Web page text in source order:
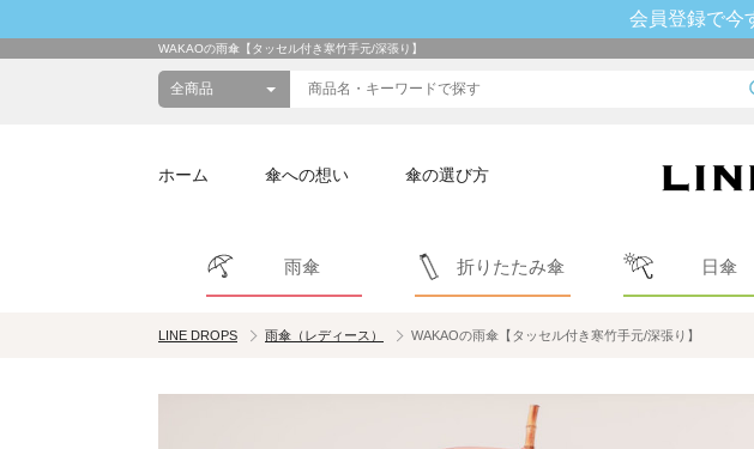
会員登録で今
WAKAOの雨傘【タッセル付き寒竹手元/深張り】
ホーム 傘への想い 傘の選び方
雨傘 折りたたみ傘 日傘
LINE DROPS 雨傘（レディース） WAKAOの雨傘【タッセル付き寒竹手元/深張り】